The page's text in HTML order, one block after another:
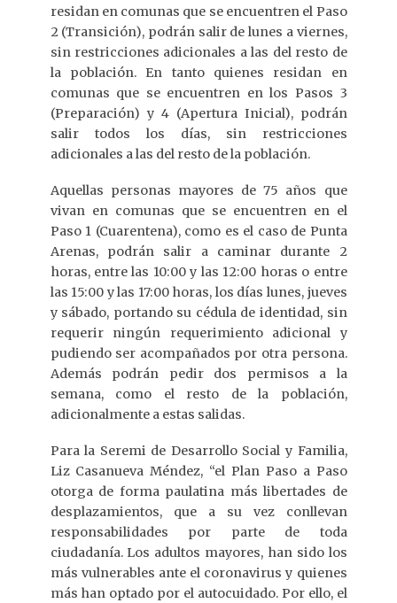
residan en comunas que se encuentren el Paso
2 (Transición), podrán salir de lunes a viernes,
sin restricciones adicionales a las del resto de
la población. En tanto quienes residan en
comunas que se encuentren en los Pasos 3
(Preparación) y 4 (Apertura Inicial), podrán
salir todos los días, sin restricciones
adicionales a las del resto de la población.
Aquellas personas mayores de 75 años que
vivan en comunas que se encuentren en el
Paso 1 (Cuarentena), como es el caso de Punta
Arenas, podrán salir a caminar durante 2
horas, entre las 10:00 y las 12:00 horas o entre
las 15:00 y las 17:00 horas, los días lunes, jueves
y sábado, portando su cédula de identidad, sin
requerir ningún requerimiento adicional y
pudiendo ser acompañados por otra persona.
Además podrán pedir dos permisos a la
semana, como el resto de la población,
adicionalmente a estas salidas.
Para la Seremi de Desarrollo Social y Familia,
Liz Casanueva Méndez, “el Plan Paso a Paso
otorga de forma paulatina más libertades de
desplazamientos, que a su vez conllevan
responsabilidades por parte de toda
ciudadanía. Los adultos mayores, han sido los
más vulnerables ante el coronavirus y quienes
más han optado por el autocuidado. Por ello, el